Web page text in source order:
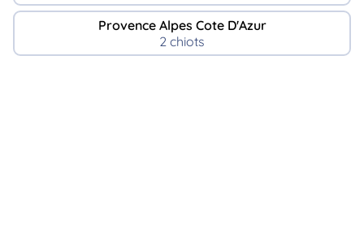
Provence Alpes Cote D'Azur
2 chiots